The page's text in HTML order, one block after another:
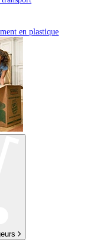
en plastique